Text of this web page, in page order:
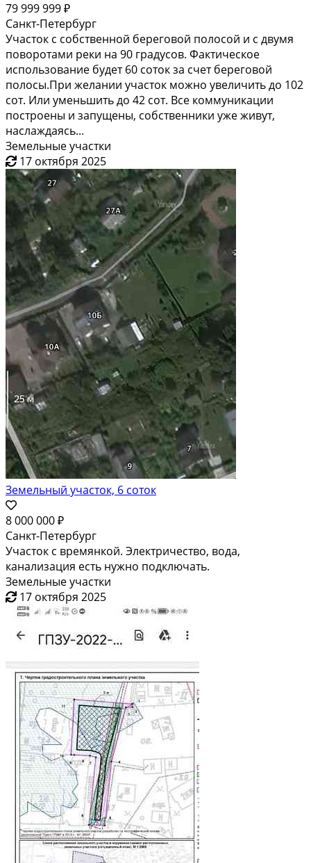
79 999 999 ₽
Санкт-Петербург
Участок с собственной береговой полосой и с двумя
поворотами реки на 90 градусов. Фактическое
использование будет 60 соток за счет береговой
полосы.При желании участок можно увеличить до 102
сот. Или уменьшить до 42 сот. Все коммуникации
построены и запущены, собственники уже живут,
наслаждаясь...
Земельные участки
17 октября 2025
Земельный участок, 6 соток
8 000 000 ₽
Санкт-Петербург
Участок с времянкой. Электричество, вода,
канализация есть нужно подключать.
Земельные участки
17 октября 2025